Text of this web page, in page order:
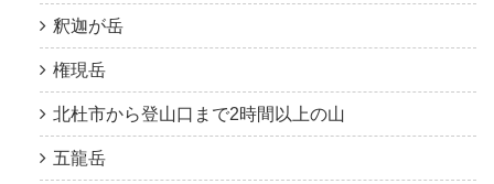
釈迦が岳
権現岳
北杜市から登山口まで2時間以上の山
五龍岳